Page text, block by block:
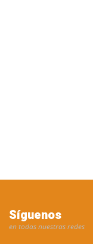
Síguenos
en todas nuestras redes